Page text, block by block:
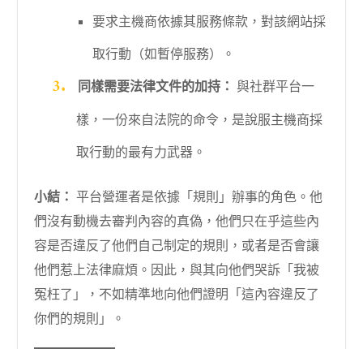
要求主機商依據其服務條款，對該網站採
取行動（如暫停服務）。
同樣需要法律文件的加持： 與社群平台一
樣，一份來自法院的命令，是說服主機商採
取行動的最有力武器。
小結： 平台營運者是依據「規則」辦事的角色。他
們沒有動機去審判內容的真偽，他們只在乎這些內
容是否違反了他們自己制定的規則，或者是否會讓
他們惹上法律麻煩。因此，與其向他們哭訴「我被
冤枉了」，不如精準地向他們證明「這內容違反了
你們的規則」。